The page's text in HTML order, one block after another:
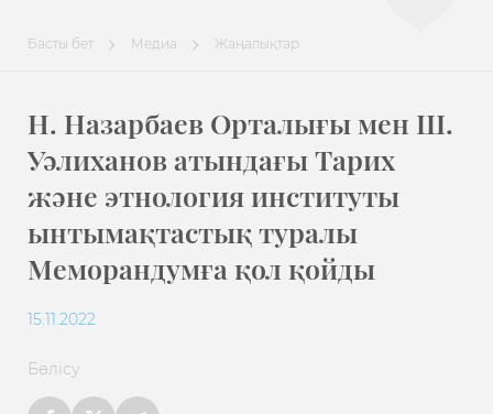
Басты бет Медиа Жаңалықтар
Н. Назарбаев Орталығы мен Ш.
Уәлиханов атындағы Тарих
және этнология институты
ынтымақтастық туралы
Меморандумға қол қойды
15.11.2022
Бөлісу